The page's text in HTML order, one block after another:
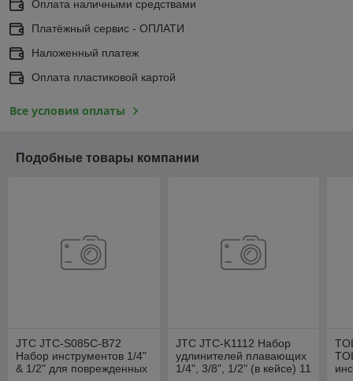
Оплата наличными средствами
Платёжный сервис - ОПЛАТИ
Наложенный платеж
Оплата пластиковой картой
Все условия оплаты
Подобные товары компании
JTC JTC-S085C-B72
Набор инструментов 1/4"
& 1/2" для поврежденных
JTC JTC-K1112 Набор
удлинителей плавающих
1/4", 3/8", 1/2" (в кейсе) 11